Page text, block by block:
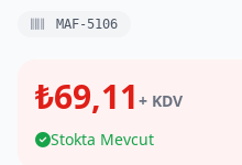
MAF-5106
₺69,11 + KDV
Stokta Mevcut